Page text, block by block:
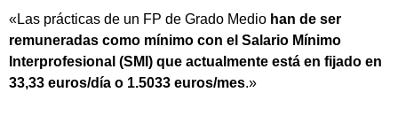
«Las prácticas de un FP de Grado Medio han de ser
remuneradas como mínimo con el Salario Mínimo
Interprofesional (SMI) que actualmente está en fijado en
33,33 euros/día o 1.5033 euros/mes.»